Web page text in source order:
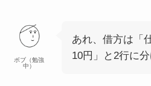
ボブ（勉強
中）
あれ、借方は「
10円」と2行に